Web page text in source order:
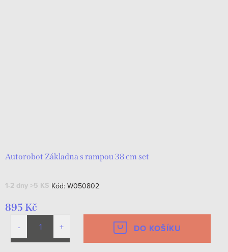
Autorobot Základna s rampou 38 cm set
1-2 dny >5 KS Kód: W050802
895 Kč
DO KOŠÍKU